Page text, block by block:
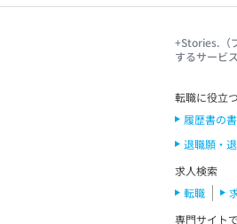
+Stories.（
するサービ
転職に役立
履歴書の
退職願・
求人検索
転職
専門サイト